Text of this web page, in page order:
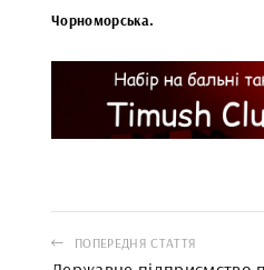
Чорноморська.
ПОПЕРЕДНЯ СТАТТЯ